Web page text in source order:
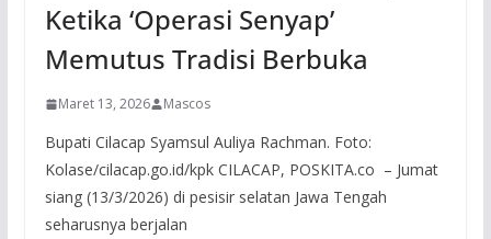
Ketika ‘Operasi Senyap’
Memutus Tradisi Berbuka
Maret 13, 2026 Mascos
Bupati Cilacap Syamsul Auliya Rachman. Foto:
Kolase/cilacap.go.id/kpk CILACAP, POSKITA.co – Jumat
siang (13/3/2026) di pesisir selatan Jawa Tengah
seharusnya berjalan